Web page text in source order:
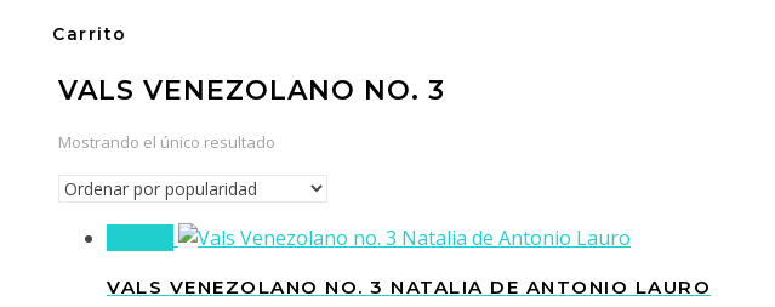
Carrito
VALS VENEZOLANO NO. 3
Mostrando el único resultado
VALS VENEZOLANO NO. 3 NATALIA DE ANTONIO LAURO